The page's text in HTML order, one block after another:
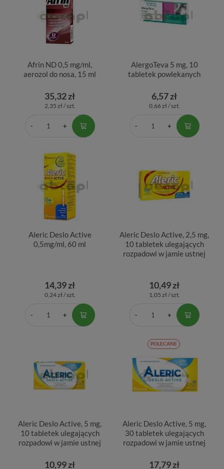
Afrin ND 0,5 mg/ml,
aerozol do nosa, 15 ml
35,32 zł
2,35 zł / szt.
AlergoTeva 5 mg, 10
tabletek powlekanych
6,57 zł
0,66 zł / szt.
Aleric Deslo Active
0,5mg/ml, 60 ml
14,39 zł
0,24 zł / szt.
Aleric Deslo Active, 2,5 mg,
10 tabletek ulegających
rozpadowi w jamie ustnej
10,49 zł
1,05 zł / szt.
Aleric Deslo Active, 5 mg,
10 tabletek ulegających
rozpadowi w jamie ustnej
10,99 zł
POLECANE
Aleric Deslo Active, 5 mg,
30 tabletek ulegających
rozpadowi w jamie ustnej
17,79 zł